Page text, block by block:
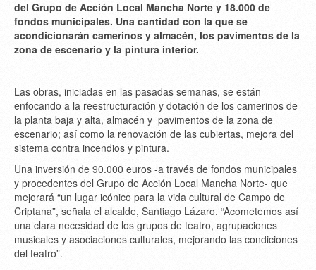
del Grupo de Acción Local Mancha Norte y 18.000 de
fondos municipales. Una cantidad con la que se
acondicionarán camerinos y almacén, los pavimentos de la
zona de escenario y la pintura interior.
Las obras, iniciadas en las pasadas semanas, se están
enfocando a la reestructuración y dotación de los camerinos de
la planta baja y alta, almacén y pavimentos de la zona de
escenario; así como la renovación de las cubiertas, mejora del
sistema contra incendios y pintura.
Una inversión de 90.000 euros -a través de fondos municipales
y procedentes del Grupo de Acción Local Mancha Norte- que
mejorará “un lugar icónico para la vida cultural de Campo de
Criptana”, señala el alcalde, Santiago Lázaro. “Acometemos así
una clara necesidad de los grupos de teatro, agrupaciones
musicales y asociaciones culturales, mejorando las condiciones
del teatro”.